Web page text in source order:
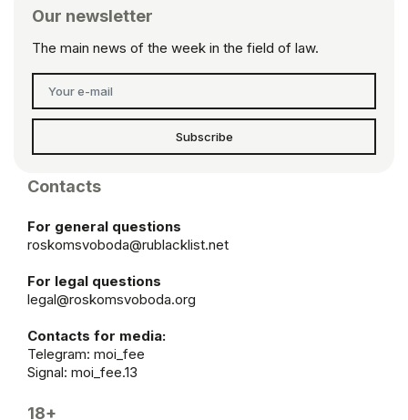
Our newsletter
The main news of the week in the field of law.
Subscribe
Contacts
For general questions
roskomsvoboda@rublacklist.net
For legal questions
legal@roskomsvoboda.org
Contacts for media:
Telegram: moi_fee
Signal: moi_fee.13
18+